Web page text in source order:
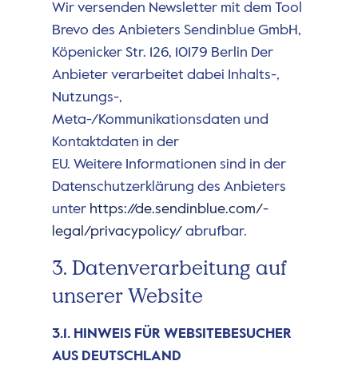
Wir versenden Newsletter mit dem Tool
Brevo des Anbieters Sendinblue GmbH,
Köpenicker Str. 126, 10179 Berlin Der
Anbieter verarbeitet dabei Inhalts-,
Nutzungs-,
Meta-/Kommunikationsdaten und
Kontaktdaten in der
EU. Weitere Informationen sind in der
Datenschutzerklärung des Anbieters
unter https://de.sendinblue.com/­
legal/privacypolicy/abrufbar.
3. Datenverarbeitung auf
unserer Website
3.1. HINWEIS FÜR WEBSITEBESUCHER
AUS DEUTSCHLAND